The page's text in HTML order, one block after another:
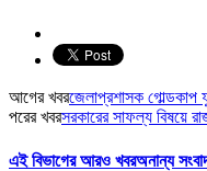
আগের খবরজেলাপ্রশাসক গোল্ডকাপ
পরের খবরসরকারের সাফল্য বিষয়ে
এই বিভাগের আরও খবরঅনান্য